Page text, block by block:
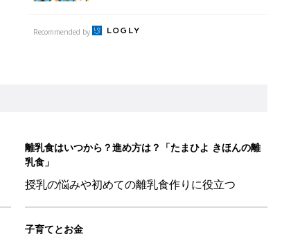
Recommended by
離乳食はいつから？進め方は？「たまひよ きほんの離
乳食」
授乳の悩みや初めての離乳食作りに役立つ
子育てとお金